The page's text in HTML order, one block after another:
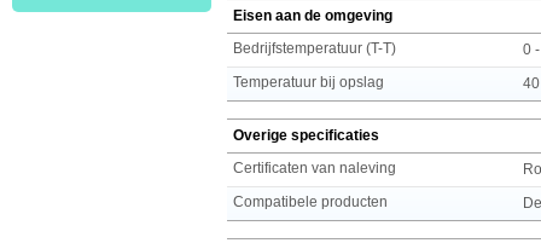
Eisen aan de omgeving
Bedrijfstemperatuur (T-T)
0
Temperatuur bij opslag
Overige specificaties
Certificaten van naleving
Compatibele producten